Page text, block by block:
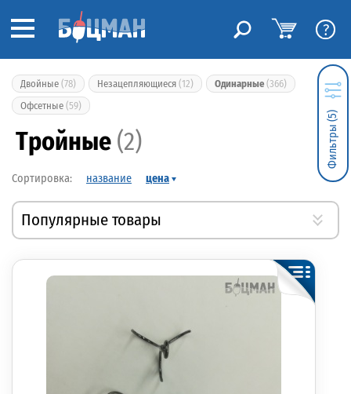
?
Двойные (78) Незацепляющиеся (12) Одинарные (366)
Офсетные (59)
Тройные (2)
название цена
Популярные товары
Фильтры (5)